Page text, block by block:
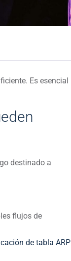
Es esencial
destinado a
flujos de
de tabla ARP